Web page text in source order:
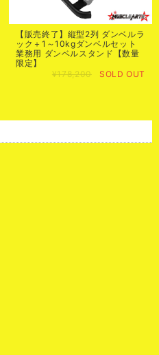
【販売終了】縦型2列 ダンベルラ
ック＋1～10kgダンベルセット
業務用 ダンベルスタンド【数量
限定】
¥178,200
SOLD OUT